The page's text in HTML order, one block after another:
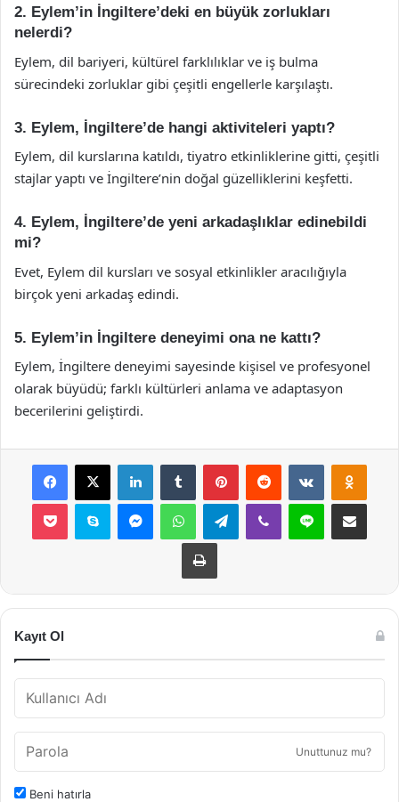
2. Eylem’in İngiltere’deki en büyük zorlukları
nelerdi?
Eylem, dil bariyeri, kültürel farklılıklar ve iş bulma
sürecindeki zorluklar gibi çeşitli engellerle karşılaştı.
3. Eylem, İngiltere’de hangi aktiviteleri yaptı?
Eylem, dil kurslarına katıldı, tiyatro etkinliklerine gitti, çeşitli
stajlar yaptı ve İngiltere’nin doğal güzelliklerini keşfetti.
4. Eylem, İngiltere’de yeni arkadaşlıklar edinebildi
mi?
Evet, Eylem dil kursları ve sosyal etkinlikler aracılığıyla
birçok yeni arkadaş edindi.
5. Eylem’in İngiltere deneyimi ona ne kattı?
Eylem, İngiltere deneyimi sayesinde kişisel ve profesyonel
olarak büyüdü; farklı kültürleri anlama ve adaptasyon
becerilerini geliştirdi.
Facebook
X LinkedInTumblr PinterestReddit VKontakte
Pocket Skype MessengerWhatsAppTelegramViber Line E-Posta ile
Yazdır
Kayıt Ol
Unuttunuz mu?
Beni hatırla